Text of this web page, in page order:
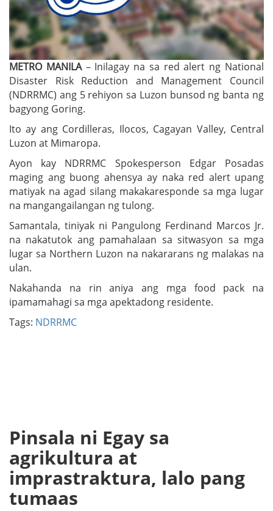
METRO MANILA– Inilagay na sa red alert ng National
Disaster Risk Reduction and Management Council
(NDRRMC) ang 5 rehiyon sa Luzon bunsod ng banta ng
bagyong Goring.
Ito ay ang Cordilleras, Ilocos, Cagayan Valley, Central
Luzon at Mimaropa.
Ayon kay NDRRMC Spokesperson Edgar Posadas
maging ang buong ahensya ay naka red alert upang
matiyak na agad silang makakaresponde sa mga lugar
na mangangailangan ng tulong.
Samantala, tiniyak ni Pangulong Ferdinand Marcos Jr.
na nakatutok ang pamahalaan sa sitwasyon sa mga
lugar sa Northern Luzon na nakararans ng malakas na
ulan.
Nakahanda na rin aniya ang mga food pack na
ipamamahagi sa mga apektadong residente.
Tags: NDRRMC
Pinsala ni Egay sa
agrikultura at
imprastraktura, lalo pang
tumaas